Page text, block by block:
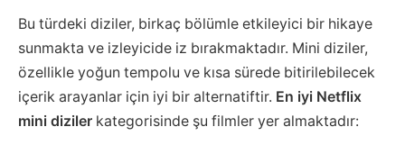
Bu türdeki diziler, birkaç bölümle etkileyici bir hikaye
sunmakta ve izleyicide iz bırakmaktadır. Mini diziler,
özellikle yoğun tempolu ve kısa sürede bitirilebilecek
içerik arayanlar için iyi bir alternatiftir. En iyi Netflix
mini diziler kategorisinde şu filmler yer almaktadır: